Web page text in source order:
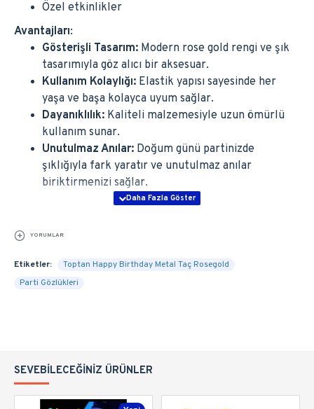
Özel etkinlikler
Avantajları:
Gösterişli Tasarım: Modern rose gold rengi ve şık
tasarımıyla göz alıcı bir aksesuar.
Kullanım Kolaylığı: Elastik yapısı sayesinde her
yaşa ve başa kolayca uyum sağlar.
Dayanıklılık: Kaliteli malzemesiyle uzun ömürlü
kullanım sunar.
Unutulmaz Anılar: Doğum günü partinizde
şıklığıyla fark yaratır ve unutulmaz anılar
biriktirmenizi sağlar.
YORUMLAR
Etiketler:
Toptan Happy Birthday Metal Taç Rosegold
Parti Gözlükleri
SEVEBILECEĞINIZ ÜRÜNLER